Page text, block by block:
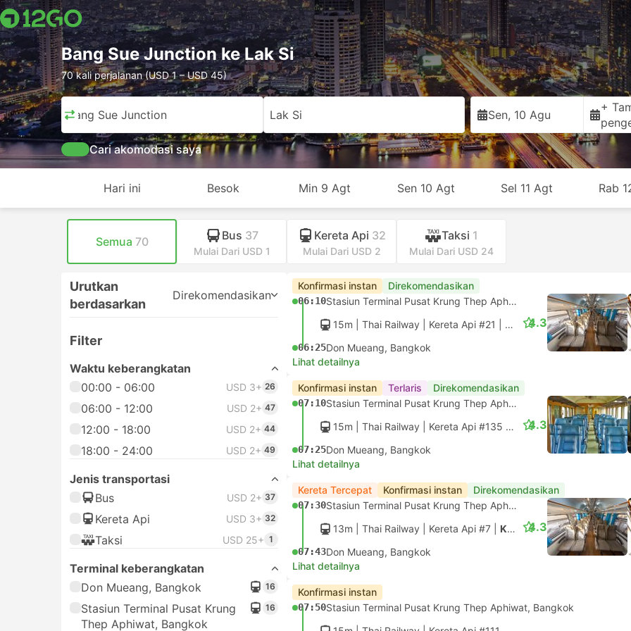
Bang Sue Junction ke Lak Si
70 kali perjalanan (USD 1 – USD 45)
Bang Sue Junction Lak Si Sen, 10 Agu
+
Cari akomodasi saya
Hari ini Besok Min 9 Agt Sen 10 Agt Sel 11 Agt Rab
Semua 70 Bus 37
Mulai Dari USD 1
Kereta Api 32
Mulai Dari USD 2
Taksi 1
Mulai Dari USD 24
Urutkan
berdasarkan
Direkomendasikan
Filter
Waktu keberangkatan
00:00 - 06:00
USD 3+ 26
06:00 - 12:00 USD 2+ 47
12:00 - 18:00 USD 2+ 44
18:00 - 24:00 USD 2+ 49
Jenis transportasi
Bus
USD 2+ 37
Kereta Api USD 3+ 32
Taksi USD 25+ 1
Terminal keberangkatan
Don Mueang, Bangkok
16
Stasiun Terminal Pusat Krung
Thep Aphiwat, Bangkok
16
Konfirmasi instan Direkomendasikan
06:10
Stasiun Terminal Pusat Krung Thep Aphiwat, Bangkok
15m | Thai Railway Kereta Api #21 Kursi Kelas 2 ber AC saja
06:25Don Mueang, Bangkok
4.3
Lihat detailnya
Konfirmasi instan Terlaris Direkomendasikan
07:10
Stasiun Terminal Pusat Krung Thep Aphiwat, Bangkok
15m | Thai Railway Kereta Api #135 Kursi Kelas 2 Fan saja
07:25Don Mueang, Bangkok
4.3
Lihat detailnya
Kereta Tercepat Konfirmasi instan Direkomendasikan
07:30
Stasiun Terminal Pusat Krung Thep Aphiwat, Bangkok
13m | Thai Railway Kereta Api #7 Kursi Kelas 2 ber AC saja
07:43Don Mueang, Bangkok
4.3
Lihat detailnya
Konfirmasi instan
07:50Stasiun Terminal Pusat Krung Thep Aphiwat, Bangkok